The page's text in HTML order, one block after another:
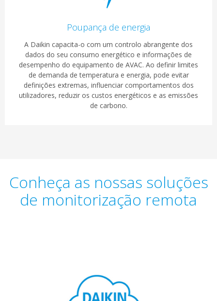
Poupança de energia
A Daikin capacita-o com um controlo abrangente dos
dados do seu consumo energético e informações de
desempenho do equipamento de AVAC. Ao definir limites
de demanda de temperatura e energia, pode evitar
definições extremas, influenciar comportamentos dos
utilizadores, reduzir os custos energéticos e as emissões
de carbono.
Conheça as nossas soluções
de monitorização remota